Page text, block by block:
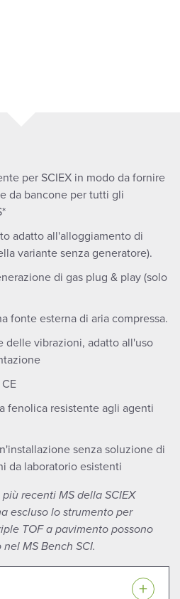
per SCIEX in modo da fornire
da bancone per tutti gli
adatto all'alloggiamento di
variante senza generatore).
di gas plug & play (solo
fonte esterna di aria compressa.
delle vibrazioni, adatto all'uso
fenolica resistente agli agenti
senza soluzione di
da laboratorio esistenti
recenti MS della SCIEX
escluso lo strumento per
TOF a pavimento possono
MS Bench SCI.